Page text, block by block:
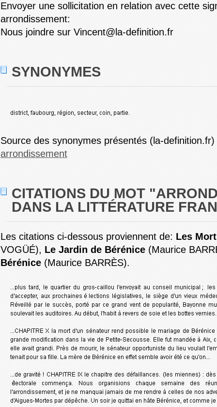
Envoyer une sollicitation en relation avec cette
arrondissement:
Nous joindre sur Vincent@la-definition.fr
SYNONYMES
Source des synonymes présentés (la-
arrondissement
CITATIONS DU MOT
DANS LA LITTÉRATURE
Les citations ci-dessous proviennent de: Les
VOGÜÉ), Le Jardin de Bérénice(Maurice
Bérénice(Maurice BARRÈS).